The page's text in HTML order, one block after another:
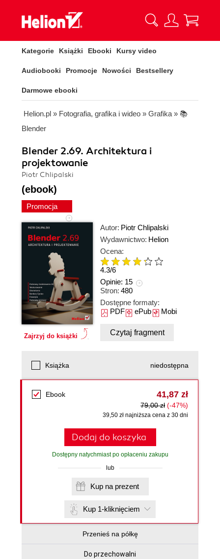
Kategorie Książki Ebooki Kursy video
Audiobooki Promocje Nowości Bestsellery
Darmowe ebooki
Helion.pl » Fotografia, grafika i wideo » Grafika » 📚
Blender
Blender 2.69. Architektura i
projektowanie
Piotr Chlipalski
(ebook)
Promocja
Zajrzyj do książki
Autor: Piotr Chlipalski
Wydawnictwo: Helion
Ocena:
4.3/6
Opinie: 15
Stron: 480
Dostępne formaty:
PDFePubMobi
Czytaj fragment
Książka niedostępna
Ebook 41,87 zł
79,00 zł (-47%)
39,50 zł najniższa cena z 30 dni
Dodaj do koszyka
Dostępny natychmiast po opłaceniu zakupu
lub
Kup na prezent
Kup 1-kliknięciem
Przenieś na półkę
Do przechowalni